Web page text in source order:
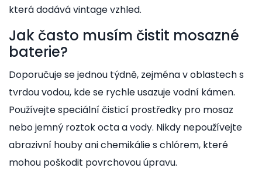
která dodává vintage vzhled.
Jak často musím čistit mosazné
baterie?
Doporučuje se jednou týdně, zejména v oblastech s
tvrdou vodou, kde se rychle usazuje vodní kámen.
Používejte speciální čisticí prostředky pro mosaz
nebo jemný roztok octa a vody. Nikdy nepoužívejte
abrazivní houby ani chemikálie s chlórem, které
mohou poškodit povrchovou úpravu.